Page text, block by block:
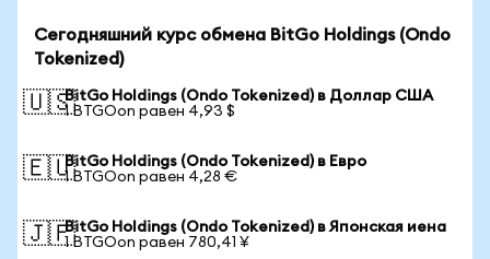
Сегодняшний курс обмена BitGo Holdings (Ondo
Tokenized)
🇺🇸BitGo Holdings (Ondo Tokenized) в Доллар США
1 BTGOon равен 4,93 $
🇪🇺BitGo Holdings (Ondo Tokenized) в Евро
1 BTGOon равен 4,28 €
🇯🇵BitGo Holdings (Ondo Tokenized) в Японская иена
1 BTGOon равен 780,41 ¥